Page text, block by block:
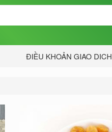
ĐIỀU KHOẢN GIAO DICH